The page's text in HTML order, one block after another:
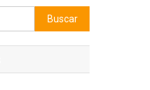
Buscar: